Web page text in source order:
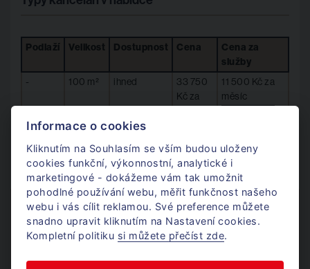
Podlaží Velikost Dostupnost Cena
Cena za
služby
- 100 m² ihned
33 750
Kč za
11 500 Kč za
měsíc
Kč za
měsíc
měsíc
poptat
Máte zájem?
Ozvěte se.
Informace o cookies
Kliknutím na Souhlasím se vším budou uloženy
cookies funkční, výkonnostní, analytické i
marketingové - dokážeme vám tak umožnit
pohodlné používání webu, měřit funkčnost našeho
webu i vás cílit reklamou. Své preference můžete
snadno upravit kliknutím na Nastavení cookies.
Kompletní politiku si můžete přečíst zde.